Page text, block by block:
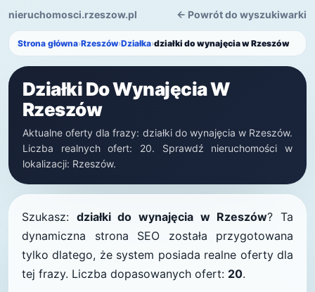
nieruchomosci.rzeszow.pl ← Powrót do wyszukiwarki
Strona główna›Rzeszów›Działka›działki do wynajęcia w Rzeszów
Działki Do Wynajęcia W
Rzeszów
Aktualne oferty dla frazy: działki do wynajęcia w Rzeszów.
Liczba realnych ofert: 20. Sprawdź nieruchomości w
lokalizacji: Rzeszów.
Szukasz: działki do wynajęcia w Rzeszów? Ta
dynamiczna strona SEO została przygotowana
tylko dlatego, że system posiada realne oferty dla
tej frazy. Liczba dopasowanych ofert: 20.